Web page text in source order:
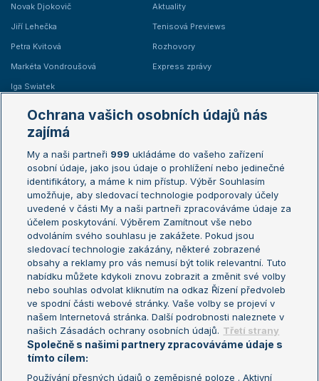
Novak Djokovič
Jiří Lehečka
Petra Kvitová
Markéta Vondroušová
Iga Swiatek
Aktuality
Tenisová Previews
Rozhovory
Express zprávy
Žebříčky
Žebříček ATP (muži)
Žebříček WTA (ženy)
Sázkařský žebříček
Australian Open
French Open
Wimbledon
US Open
Turnaj mistrů
Turnaj mistryň
Aktualní trendy
Fotbalové přestupy
Livesport Daily
LS Prague Open
Ochrana vašich osobních údajů nás
zajímá
My a naši partneři 999 ukládáme do vašeho zařízení
osobní údaje, jako jsou údaje o prohlížení nebo jedinečné
identifikátory, a máme k nim přístup. Výběr Souhlasím
umožňuje, aby sledovací technologie podporovaly účely
uvedené v části My a naši partneři zpracováváme údaje za
účelem poskytování. Výběrem Zamítnout vše nebo
odvoláním svého souhlasu je zakážete. Pokud jsou
sledovací technologie zakázány, některé zobrazené
obsahy a reklamy pro vás nemusí být tolik relevantní. Tuto
nabídku můžete kdykoli znovu zobrazit a změnit své volby
nebo souhlas odvolat kliknutím na odkaz Řízení předvoleb
ve spodní části webové stránky. Vaše volby se projeví v
našem Internetová stránka. Další podrobnosti naleznete v
našich Zásadách ochrany osobních údajů. Třetí strany
Společně s našimi partnery zpracováváme údaje s
tímto cílem:
Používání přesných údajů o zeměpisné poloze . Aktivní